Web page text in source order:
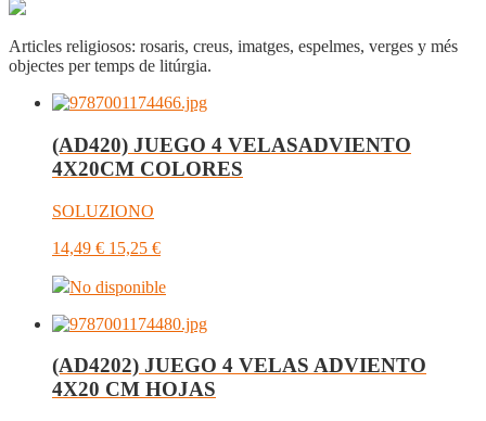
Articles religiosos: rosaris, creus, imatges, espelmes, verges y més
objectes per temps de litúrgia.
(AD420) JUEGO 4 VELASADVIENTO
4X20CM COLORES
SOLUZIONO
14,49 € 15,25 €
No disponible
(AD4202) JUEGO 4 VELAS ADVIENTO
4X20 CM HOJAS